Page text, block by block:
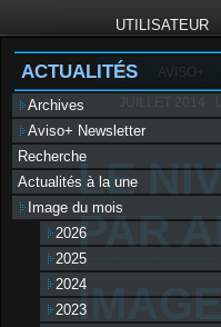
UTILISATEUR
AVISO+
JUILLET 2014 :
LE
PAR
ACTUALITÉS
Archives
Aviso+ Newsletter
Recherche
Actualités à la une
Image du mois
2026
2025
2024
2023